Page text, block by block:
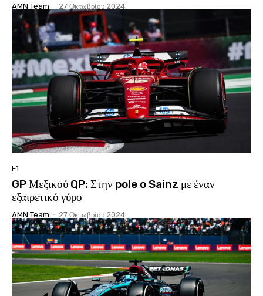
AMN Team - 27 Οκτωβρίου 2024
F1
GP Μεξικού QP: Στην pole o Sainz με έναν
εξαιρετικό γύρο
AMN Team - 27 Οκτωβρίου 2024